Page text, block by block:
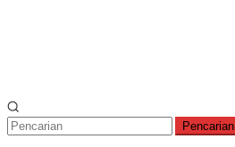
Pencarian